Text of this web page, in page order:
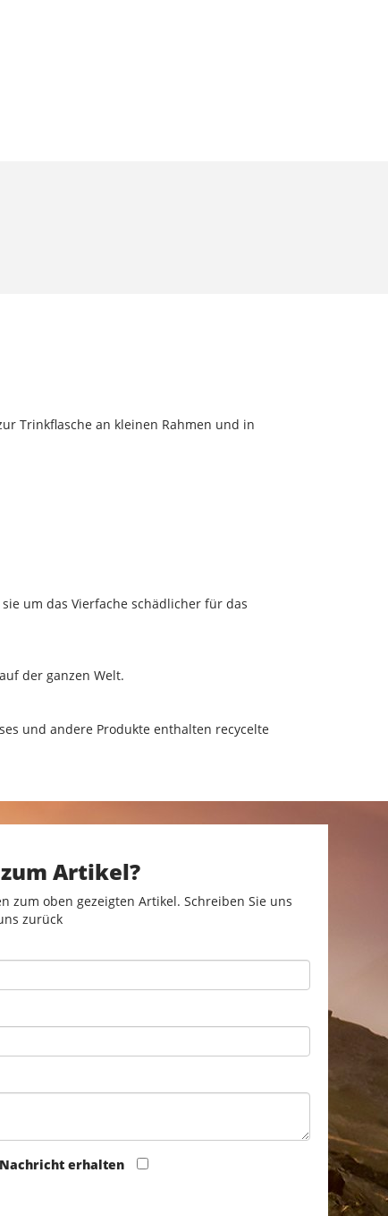
Trinkflasche an kleinen Rahmen und in
um das Vierfache schädlicher für das
der ganzen Welt.
und andere Produkte enthalten recycelte
Artikel?
zum oben gezeigten Artikel. Schreiben Sie uns
zurück
erhalten